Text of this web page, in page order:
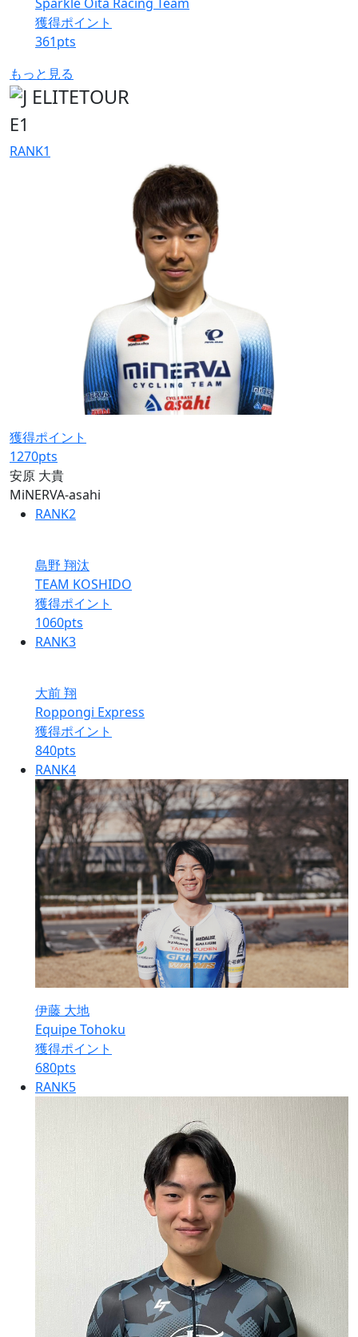
獲得ポイント
361pts
もっと見る
E1
RANK1
獲得ポイント
1270pts
安原 大貴
MiNERVA-asahi
RANK2
島野 翔汰
TEAM KOSHIDO
獲得ポイント
1060pts
RANK3
大前 翔
Roppongi Express
獲得ポイント
840pts
RANK4
伊藤 大地
Equipe Tohoku
獲得ポイント
680pts
RANK5